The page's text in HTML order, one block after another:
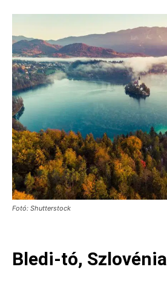
Fotó: Shutterstock
Bledi-tó, Szlovénia